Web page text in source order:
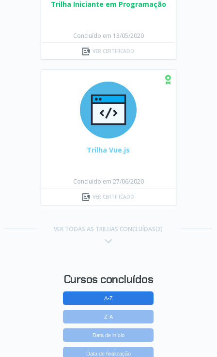
Trilha Iniciante em Programação
Concluído em 13/05/2020
VER CERTIFICADO
Trilha Vue.js
Concluído em 27/06/2020
VER CERTIFICADO
VER TODAS AS TRILHAS CONCLUÍDAS(2)
Cursos concluídos
A-Z
Z-A
Data de início
Data de finalização